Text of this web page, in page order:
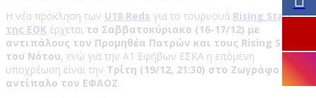
Η νέα πρόκληση των U18 Reds για το τουρνουά Rising Stars
της ΕΟΚ έρχεται το Σαββατοκύριακο (16-17/12) με
αντιπάλους τον Προμηθέα Πατρών και τους Rising Stars
του Νότου, ενώ για την Α1 Εφήβων ΕΣΚΑ η επόμενη
υποχρέωση είναι την Τρίτη (19/12, 21:30) στο Ζωγράφο με
αντίπαλο τον ΕΦΑΟΖ.